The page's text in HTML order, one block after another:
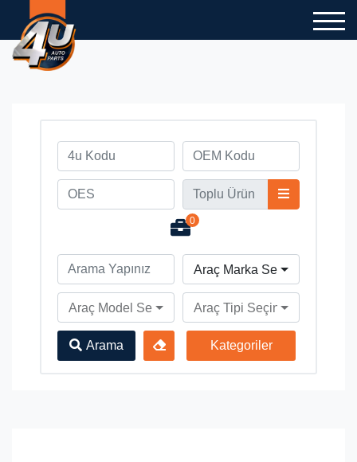
0
Araç Marka Seçiniz
Araç Model Seçiniz Araç Tipi Seçiniz
Arama Kategoriler